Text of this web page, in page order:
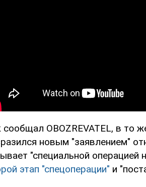
сообщал OBOZREVATEL, в то
новым "заявлением"
"специальной операцией
этап "спецоперации" и